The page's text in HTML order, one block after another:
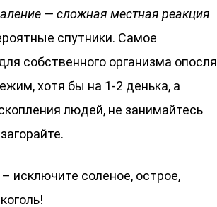
— сложная местная реакция
спутники. Самое
собственного организма опосля
хотя бы на 1-2 денька, а
людей, не занимайтесь
исключите соленое, острое,